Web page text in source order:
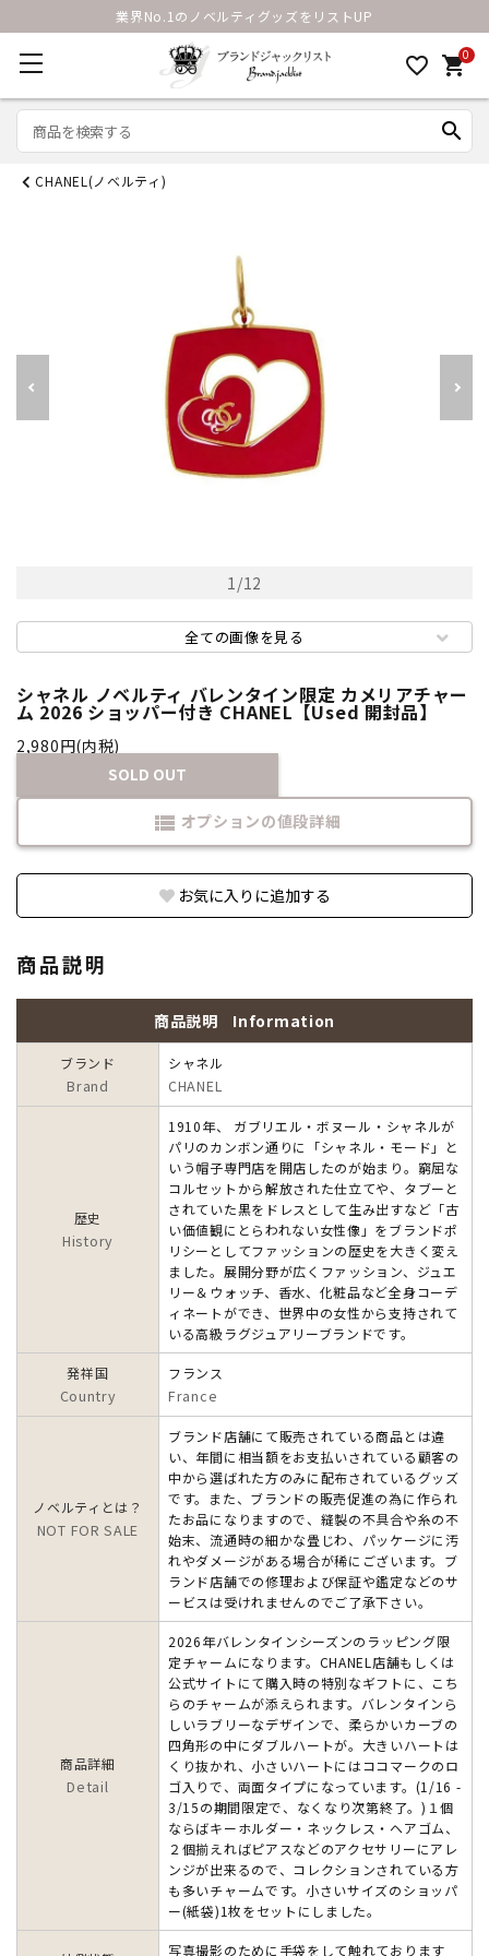
業界No.1のノベルティグッズをリストUP
favorite_border 0
shopping_cart
search
CHANEL(ノベルティ)
1/12
全ての画像を見る
シャネル ノベルティ バレンタイン限定 カメリアチャー
ム 2026 ショッパー付き CHANEL【Used 開封品】
2,980円(内税)
SOLD OUT
view_list オプションの値段詳細
お気に入りに追加する
商品説明
商品説明 Information
ブランド
Brand
シャネル
CHANEL
歴史
History
1910年、 ガブリエル・ボヌール・シャネルが
パリのカンボン通りに「シャネル・モード」と
いう帽子専門店を開店したのが始まり。窮屈な
コルセットから解放された仕立てや、タブーと
されていた黒をドレスとして生み出すなど「古
い価値観にとらわれない女性像」をブランドポ
リシーとしてファッションの歴史を大きく変え
ました。展開分野が広くファッション、ジュエ
リー＆ウォッチ、香水、化粧品など全身コーデ
ィネートができ、世界中の女性から支持されて
いる高級ラグジュアリーブランドです。
発祥国
Country
フランス
France
ノベルティとは？
NOT FOR SALE
ブランド店舗にて販売されている商品とは違
い、年間に相当額をお支払いされている顧客の
中から選ばれた方のみに配布されているグッズ
です。また、ブランドの販売促進の為に作られ
たお品になりますので、縫製の不具合や糸の不
始末、流通時の細かな畳じわ、パッケージに汚
れやダメージがある場合が稀にございます。ブ
ランド店舗での修理および保証や鑑定などのサ
ービスは受けれませんのでご了承下さい。
商品詳細
Detail
2026年バレンタインシーズンのラッピング限
定チャームになります。CHANEL店舗もしくは
公式サイトにて購入時の特別なギフトに、こち
らのチャームが添えられます。バレンタインら
しいラブリーなデザインで、柔らかいカーブの
四角形の中にダブルハートが。大きいハートは
くり抜かれ、小さいハートにはココマークのロ
ゴ入りで、両面タイプになっています。(1/16 -
3/15の期間限定で、なくなり次第終了。)１個
ならばキーホルダー・ネックレス・ヘアゴム、
２個揃えればピアスなどのアクセサリーにアレ
ンジが出来るので、コレクションされている方
も多いチャームです。小さいサイズのショッパ
ー(紙袋)1枚をセットにしました。
写真撮影のために手袋をして触れております